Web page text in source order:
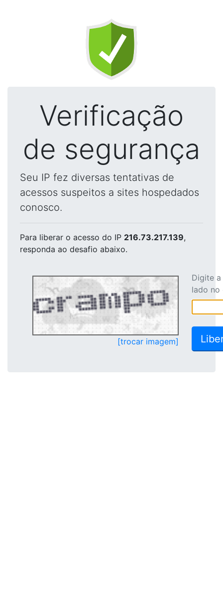
Verificação
de segurança
Seu IP fez diversas tentativas de
acessos suspeitos a sites hospedados
conosco.
Para liberar o acesso do IP 216.73.217.139,
responda ao desafio abaixo.
[trocar imagem]
Digite
lado no